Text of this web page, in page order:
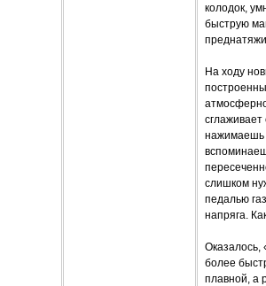
колодок,
быструю
На ходу
нажимаешь
слишком
педалью
напряга.
более
плавной, а